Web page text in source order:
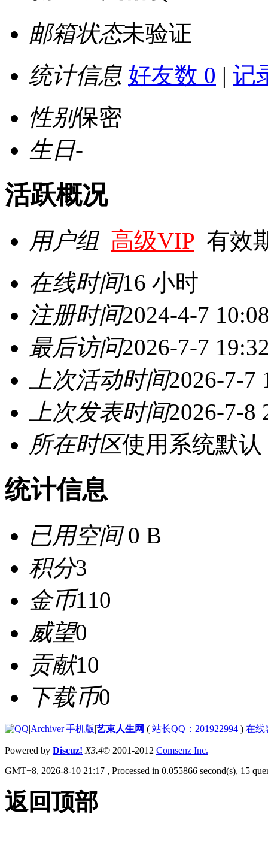
邮箱状态未验证
统计信息 好友数 0 | 记
性别保密
生日-
活跃概况
用户组 高级VIP 有效
在线时间16 小时
注册时间2024-4-7
最后访问2026-7-7
上次活动时间2026-7-7
上次发表时间2026-7-8
所在时区使用系统默认
统计信息
已用空间0 B
积分3
金币110
威望0
贡献10
下载币0
|Archiver|手机版|艺束人生网 ( 站长QQ：201922994 ) 在线
Powered by Discuz! X3.4© 2001-2012 Comsenz Inc.
GMT+8, 2026-8-10 21:17 , Processed in 0.055866 second(s), 15
返回顶部